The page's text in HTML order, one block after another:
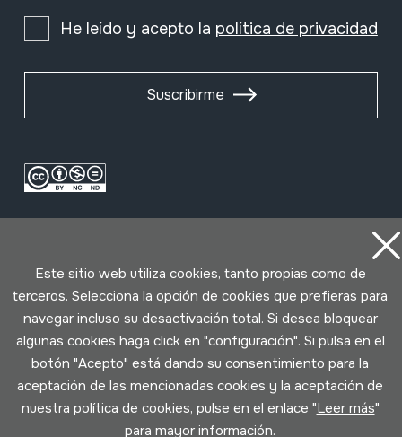
He leído y acepto la política de privacidad
Suscribirme
Condiciones de uso
Política de privacidad
Política de cookies
Este sitio web utiliza cookies, tanto propias como de
terceros. Selecciona la opción de cookies que prefieras para
navegar incluso su desactivación total. Si desea bloquear
algunas cookies haga click en "configuración". Si pulsa en el
botón "Acepto" está dando su consentimiento para la
aceptación de las mencionadas cookies y la aceptación de
nuestra política de cookies, pulse en el enlace "Leer más"
para mayor información.